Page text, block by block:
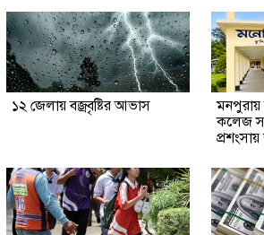
১২ জেলায় বজ্রবৃষ্টির আভাস
মনপুরায়
কলেজ